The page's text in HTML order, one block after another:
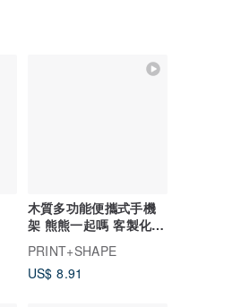
木質多功能便攜式手機
架 熊熊一起嗎 客製化禮
物 手機支架 手機座
PRINT+SHAPE
US$ 8.91